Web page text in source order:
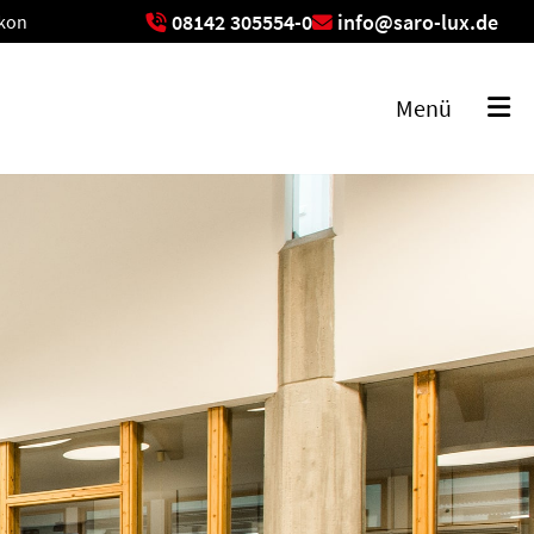
08142 305554-0 info@saro-lux.de
Menü